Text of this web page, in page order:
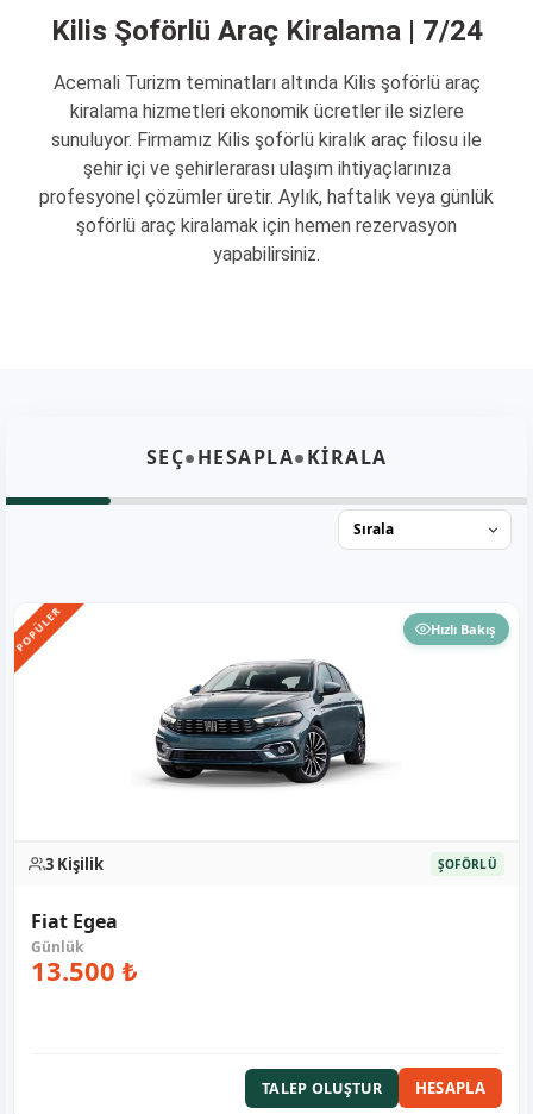
Kilis Şoförlü Araç Kiralama | 7/24
Acemali Turizm teminatları altında Kilis şoförlü araç
kiralama hizmetleri ekonomik ücretler ile sizlere
sunuluyor. Firmamız Kilis şoförlü kiralık araç filosu ile
şehir içi ve şehirlerarası ulaşım ihtiyaçlarınıza
profesyonel çözümler üretir. Aylık, haftalık veya günlük
şoförlü araç kiralamak için hemen rezervasyon
yapabilirsiniz.
SEÇ•HESAPLA•KİRALA
POPÜLER Hızlı Bakış
3 Kişilik ŞOFÖRLÜ
Fiat Egea
13.500 ₺
TALEP OLUŞTUR HESAPLA